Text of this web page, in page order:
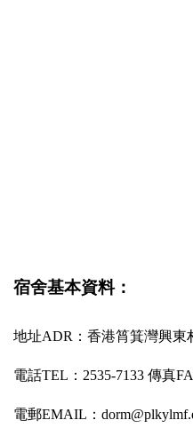
宿舍基本資料：
地址ADR： 香港筲箕灣興東
電話TEL：2535-7133 傳真
電郵EMAIL：